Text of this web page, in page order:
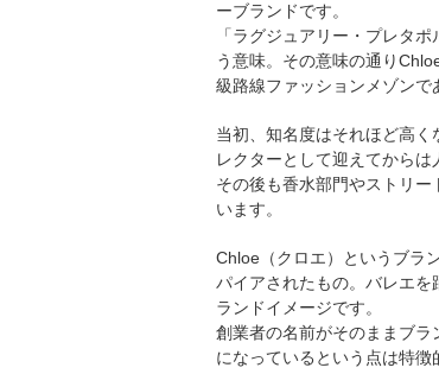
ーブランドです。
「ラグジュアリー・プレタ
う意味。その意味の通り
級路線ファッションメゾンで
当初、知名度はそれほど高
レクターとして迎えてからは
その後も香水部門やストリ
います。
Chloe（クロエ）というブラ
パイアされたもの。バレエ
ランドイメージです。
創業者の名前がそのままブ
になっているという点は特徴